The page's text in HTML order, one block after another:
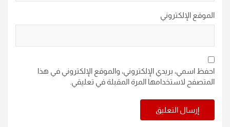
الموقع الإلكتروني
احفظ اسمي، بريدي الإلكتروني، والموقع الإلكتروني في هذا
المتصفح لاستخدامها المرة المقبلة في تعليقي.